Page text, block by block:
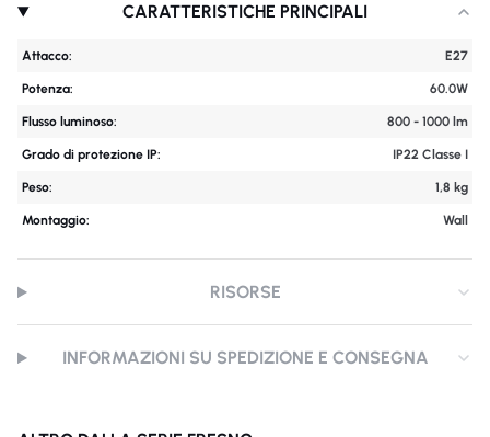
CARATTERISTICHE PRINCIPALI
Attacco: E27
Potenza: 60.0W
Flusso luminoso: 800 - 1000 lm
Grado di protezione IP: IP22 Classe I
Peso: 1,8 kg
Montaggio: Wall
RISORSE
INFORMAZIONI SU SPEDIZIONE E CONSEGNA